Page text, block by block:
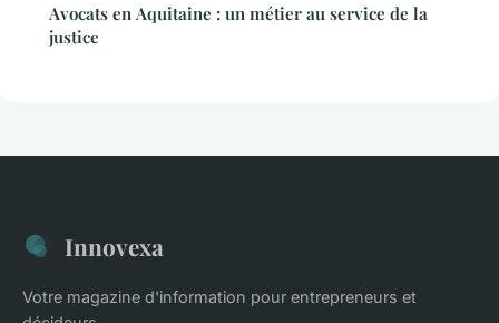
Avocats en Aquitaine : un métier au service de la
justice
Innovexa
Votre magazine d'information pour entrepreneurs et